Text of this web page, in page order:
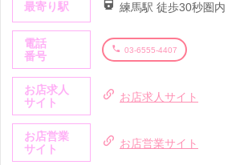
最寄り駅 練馬駅 徒歩30秒圏内
電話
番号
03-6555-4407
お店求人
サイト
お店求人サイト
お店営業
サイト
お店営業サイト